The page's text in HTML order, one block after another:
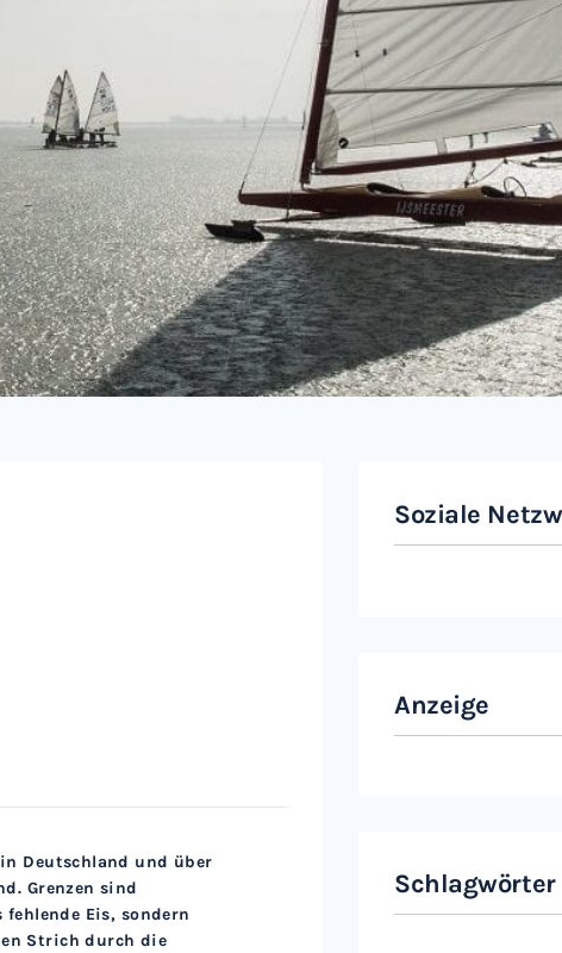
Deutschland und über
Grenzen sind
Eis, sondern
Strich durch die
Soziale
Anzeige
Schlagwörter